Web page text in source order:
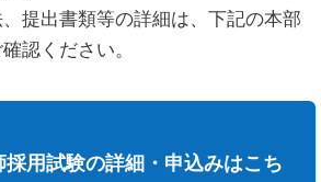
提出書類等の詳細は、下記の本部
認ください。
用試験の詳細・申込みはこち